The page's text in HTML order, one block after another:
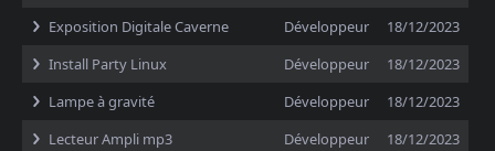
Exposition Digitale Caverne
Développeur
18/12/2023
Install Party Linux
Développeur
18/12/2023
Lampe à gravité
Développeur
18/12/2023
Lecteur Ampli mp3
Développeur
18/12/2023